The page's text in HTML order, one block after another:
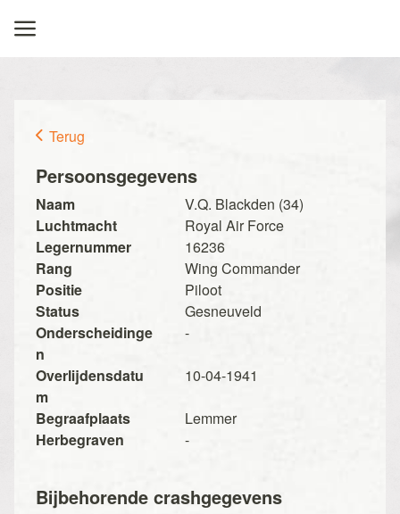
Terug
Persoonsgegevens
Naam
V.Q. Blackden (34)
Luchtmacht
Royal Air Force
Legernummer
16236
Rang
Wing Commander
Positie
Piloot
Status
Gesneuveld
Onderscheidinge
n
-
Overlijdensdatu
m
10-04-1941
Begraafplaats
Lemmer
Herbegraven
-
Bijbehorende crashgegevens